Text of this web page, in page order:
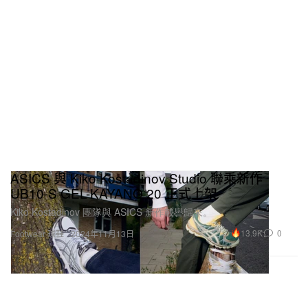
Footwear 球鞋
UB10-S GEL-KAYANO 20 正式上架
Kiko Kostadinov 團隊與 ASICS 新作載譽歸來。
2024年11月13日 13.9K